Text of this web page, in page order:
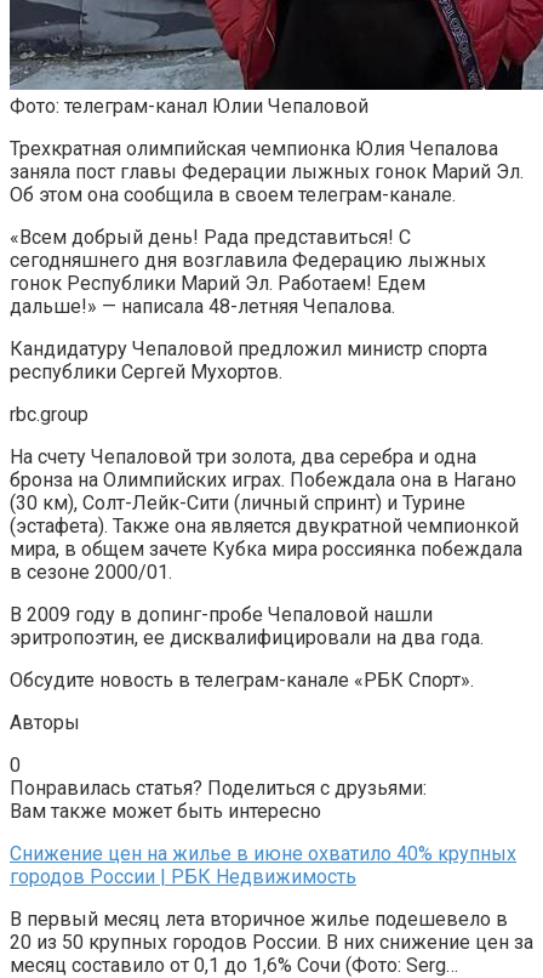
Фото: телеграм-канал Юлии Чепаловой
Трехкратная олимпийская чемпионка Юлия Чепалова
заняла пост главы Федерации лыжных гонок Марий Эл.
Об этом она сообщила в своем телеграм-канале.
«Всем добрый день! Рада представиться! С
сегодняшнего дня возглавила Федерацию лыжных
гонок Республики Марий Эл. Работаем! Едем
дальше!» — написала 48-летняя Чепалова.
Кандидатуру Чепаловой предложил министр спорта
республики Сергей Мухортов.
rbc.group
На счету Чепаловой три золота, два серебра и одна
бронза на Олимпийских играх. Побеждала она в Нагано
(30 км), Солт-Лейк-Сити (личный спринт) и Турине
(эстафета). Также она является двукратной чемпионкой
мира, в общем зачете Кубка мира россиянка побеждала
в сезоне 2000/01.
В 2009 году в допинг-пробе Чепаловой нашли
эритропоэтин, ее дисквалифицировали на два года.
Обсудите новость в телеграм-канале «РБК Спорт».
Авторы
0
Понравилась статья? Поделиться с друзьями:
Вам также может быть интересно
Снижение цен на жилье в июне охватило 40% крупных
городов России | РБК Недвижимость
В первый месяц лета вторичное жилье подешевело в
20 из 50 крупных городов России. В них снижение цен за
месяц составило от 0,1 до 1,6% Сочи (Фото: Serg…